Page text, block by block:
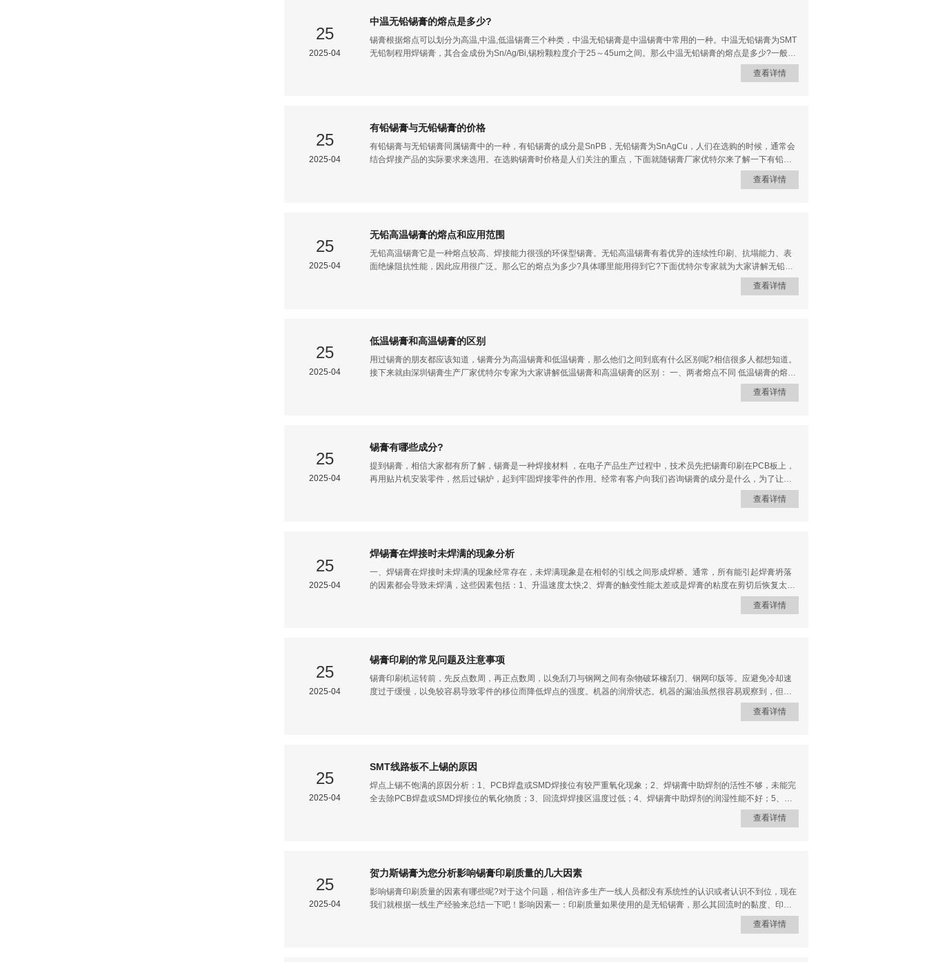
系列是行业标杆。3. 选择建议高端/精密领域：优特尔锡膏性价比需求：优特尔锡膏是国内品牌是常见选择。特殊工艺
（如低温焊接）
25
2025-04
中温无铅锡膏的熔点是多少?
锡膏根据熔点可以划分为高温,中温,低温锡膏三个种类，中温无铅锡膏是中温锡膏中常用的一种。中温无铅锡膏为SMT
无铅制程用焊锡膏，其合金成份为Sn/Ag/Bi,锡粉颗粒度介于25～45um之间。那么中温无铅锡膏的熔点是多少?一般来
说，中温无铅锡膏的熔点是172，中温无铅锡膏广泛应用于高频头、插件PCB板、遥控器，对不能承受高温PCB板具
有良好的上锡性及焊接牢固度。中温无铅锡膏具备高抗力性及优良的印刷性能，回焊后焊点饱满且表面残留物极少无
引领锡膏产品开发的技术的潮流，以满足当今日益复杂的SMT工艺的要求，是众多厂商的信心选择，欢迎来电咨询和
订购!电话：400-800-5703 或18938680221（肖经理）网
查看详情
25
2025-04
有铅锡膏与无铅锡膏的价格
有铅锡膏与无铅锡膏同属锡膏中的一种，有铅锡膏的成分是SnPB，无铅锡膏为SnAgCu，人们在选购的时候，通常会
结合焊接产品的实际要求来选用。在选购锡膏时价格是人们关注的重点，下面就随锡膏厂家优特尔来了解一下有铅锡
膏与无铅锡膏的价格：一、优特尔有铅锡膏价格1、【优特尔6337锡膏Sn63Pb37】 采购数量100,62.5元/瓶润湿性
好，无立碑、虚焊问题，适用于led焊接。2、【SMT焊接有铅锡膏Sn55Pb45】采购数量100,57.5元/瓶。不连锡，
高温含银无铅锡膏Sn99Ag0.3Cu0.7】 采购数量100,112.5元/瓶规则球形锡粉，锡膏的流动性好，不产生连锡，焊点
饱满，适合间隙
查看详情
25
2025-04
无铅高温锡膏的熔点和应用范围
无铅高温锡膏它是一种熔点较高、焊接能力很强的环保型锡膏。无铅高温锡膏有着优异的连续性印刷、抗塌能力、表
面绝缘阻抗性能，因此应用很广泛。那么它的熔点为多少?具体哪里能用得到它?下面优特尔专家就为大家讲解无铅高
3.0%铜0.5%与阳离子载体在真空加氮气下通过进口设备均匀搅拌，熔点为217℃，及其适合现在的锡银铜和锡银等无
于高频调谐器系列产品及较小贴片元件，且插件元件的焊接性能优于波峰焊接的效果，并有绝佳的焊接可靠性，且不
需要清洗。 无铅高温锡膏还可应用于被动元件
查看详情
25
2025-04
低温锡膏和高温锡膏的区别
用过锡膏的朋友都应该知道，锡膏分为高温锡膏和低温锡膏，那么他们之间到底有什么区别呢?相信很多人都想知道。
接下来就由深圳锡膏生产厂家优特尔专家为大家讲解低温锡膏和高温锡膏的区别： 一、两者熔点不同 低温锡膏的熔点
一般是138℃，而高温锡膏的熔点是210到270℃，建议比较怕高温的产品，如静态产品或led产品，我们就选择低温锡
意：低温锡膏加Bi后其熔点温度会大幅度降低，铋的成分也比较脆，一般只应用于静态的产品，高温锡膏不易脱
查看详情
25
2025-04
锡膏有哪些成分?
提到锡膏，相信大家都有所了解，锡膏是一种焊接材料 ，在电子产品生产过程中，技术员先把锡膏印刷在PCB板上，
再用贴片机安装零件，然后过锡炉，起到牢固焊接零件的作用。经常有客户向我们咨询锡膏的成分是什么，为了让大
查看详情
25
2025-04
焊锡膏在焊接时未焊满的现象分析
一、焊锡膏在焊接时未焊满的现象经常存在，未焊满现象是在相邻的引线之间形成焊桥。通常，所有能引起焊膏坍落
的因素都会导致未焊满，这些因素包括：1、升温速度太快;2、焊膏的触变性能太差或是焊膏的粘度在剪切后恢复太
慢;3、金属负荷或固体含量太低;4、粉料粒度分布太广;5、焊剂表面张力太小。二、但是，坍落并非必然引起未焊满，
在软熔时，熔化了的未焊满焊料在表面张力的推动下有断开的可能，焊料流失现象将使未焊满问题变得更加严重。在
化点太低。
查看详情
25
2025-04
锡膏印刷的常见问题及注意事项
锡膏印刷机运转前，先反点数周，再正点数周，以免刮刀与钢网之间有杂物破坏橡刮刀、钢网印版等。应避免冷却速
度过于缓慢，以免较容易导致零件的移位而降低焊点的强度。机器的润滑状态。机器的漏油虽然很容易观察到，但要
找到其原因则很困难。对于采用滑动轴承之类的机器，低速不利于其润滑，尤其是点动或低速运转对其润滑影响较
大。因此在进行此类操作之前，最好先空转机器加油润滑，这也是每日上班前应做的一项首要工作。有些机器的油泵
至室温方可开启，以防止受潮产生锡珠，然后搅拌均匀再使用。锡珠(通常直径大于5-mil)比锡球大。锡珠集中在离板
很底的较大片状元件的边上，比如片电容和片电阻1，而锡球在助焊剂残留物内的任何地方。锡珠是当锡膏压在片状元
查看详情
25
2025-04
SMT线路板不上锡的原因
焊点上锡不饱满的原因分析：1、PCB焊盘或SMD焊接位有较严重氧化现象；2、焊锡膏中助焊剂的活性不够，未能完
全去除PCB焊盘或SMD焊接位的氧化物质；3、回流焊焊接区温度过低；4、焊锡膏中助焊剂的润湿性能不好；5、如
果是有部分焊点上锡不饱满，有可能是焊锡膏在使用前未能充分搅拌助焊剂和锡粉未能充分融合；6、焊点部位焊膏量
不够；7、在过回流焊时预热时间过长或预热温度过高，造成了焊锡膏中助焊剂活性失效；smt专业锡膏，首选优特尔
子连接器焊接。SMT线路板不上锡 首选铭优特尔锡膏。技术成熟，质量稳定可靠，售后完善。SMT如今已是当今电子
工业的支柱技术。焊接技术是SMT的核心技术，所以我们要选择和制备符合SMT要求的
查看详情
25
2025-04
​贺力斯锡膏为您分析影响锡膏印刷质量的几大因素
影响锡膏印刷质量的因素有哪些呢?对于这个问题，相信许多生产一线人员都没有系统性的认识或者认识不到位，现在
我们就根据一线生产经验来总结一下吧！影响因素一：印刷质量如果使用的是无铅锡膏，那么其回流时的黏度、印刷
性以及常温下的使用寿命都会导致印刷质量产生影响。而且，如果锡膏的印刷如果不好，那就会导致根本印不上锡
膏。影响因素二：锡膏的存放如果锡膏需要回收使用胡话，那么一定要注意环境的温度、湿度等等方面，否则就会对
查看详情